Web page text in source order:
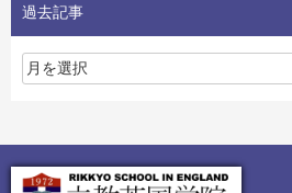
過去記事